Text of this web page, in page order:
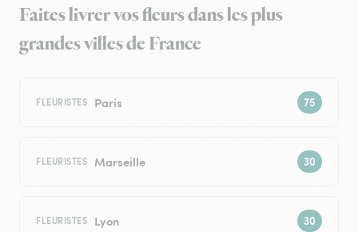
Faites livrer vos fleurs dans les plus
grandes villes de France
FLEURISTES Paris
FLEURISTES Marseille
FLEURISTES Lyon